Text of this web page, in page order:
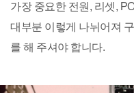
가장 중요한 전원, 리셋,
대부분 이렇게 나뉘어져
를 해 주셔야 합니다.